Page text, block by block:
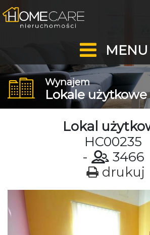
MENU
Wynajem
Lokale użytkowe
Lokal
HC00235
-
3466
drukuj